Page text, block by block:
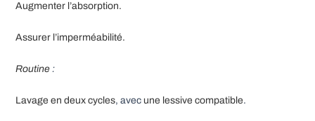
Augmenter l’absorption.
Assurer l’imperméabilité.
Routine :
Lavage en deux cycles, avec une lessive compatible.